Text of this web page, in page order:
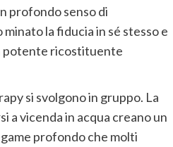
profondo senso di
la fiducia in sé stesso e
potente ricostituente
si svolgono in gruppo. La
a vicenda in acqua creano un
profondo che molti